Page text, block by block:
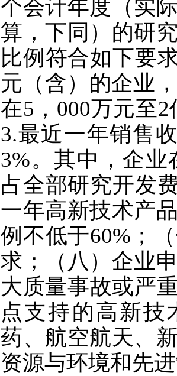
个会计年度（实
算，下同）的研
比例符合如下要
元（含）的企业
在5，000万元至
3.最近一年销售
3%。其中，企
占全部研究开发
一年高新技术产
例不低于60%；
求；（八）企业
大质量事故或严
点支持的高新技
药、航空航天、
资源与环境和先